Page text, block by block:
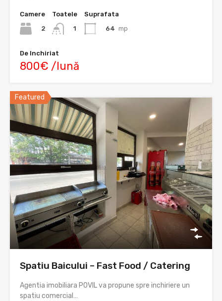
Camere
2
Toatele
1
Suprafata
64 mp
De Inchiriat
800€ /lună
Featured
Spatiu Baicului – Fast Food / Catering
Agentia imobiliara POVIL va propune spre inchiriere un
spatiu comercial…